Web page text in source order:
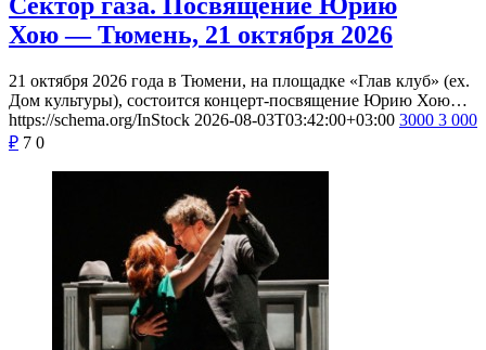
Сектор газа. Посвящение Юрию
Хою — Тюмень, 21 октября 2026
21 октября 2026 года в Тюмени, на площадке «Глав клуб» (ex.
Дом культуры), состоится концерт-посвящение Юрию Хою…
https://schema.org/InStock 2026-08-03T03:42:00+03:00 3000 3 000
₽ 7 0